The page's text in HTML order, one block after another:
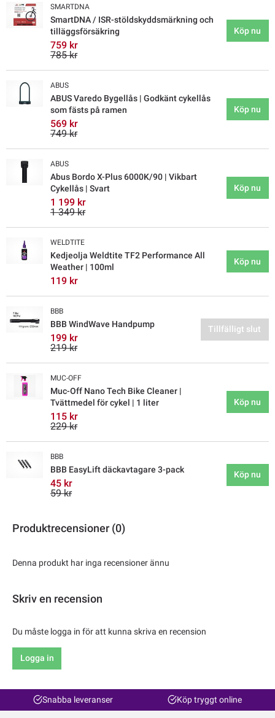
SMARTDNA
SmartDNA / ISR-stöldskyddsmärkning och
tilläggsförsäkring
759 kr
785 kr
Köp nu
ABUS
ABUS Varedo Bygellås | Godkänt cykellås
som fästs på ramen
569 kr
749 kr
Köp nu
ABUS
Abus Bordo X-Plus 6000K/90 | Vikbart
Cykellås | Svart
1 199 kr
1 349 kr
Köp nu
WELDTITE
Kedjeolja Weldtite TF2 Performance All
Weather | 100ml
119 kr
Köp nu
BBB
BBB WindWave Handpump
199 kr
219 kr
Tillfälligt slut
MUC-OFF
Muc-Off Nano Tech Bike Cleaner |
Tvättmedel för cykel | 1 liter
115 kr
229 kr
Köp nu
BBB
BBB EasyLift däckavtagare 3-pack
45 kr
59 kr
Köp nu
Produktrecensioner (0)
Denna produkt har inga recensioner ännu
Skriv en recension
Du måste logga in för att kunna skriva en recension
Logga in
Snabba leveranser Köp tryggt online